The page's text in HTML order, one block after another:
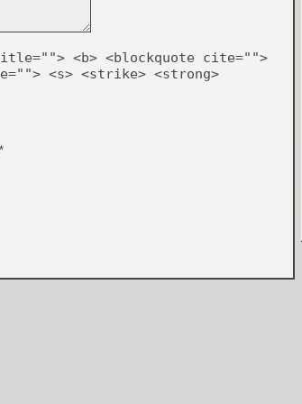
<b> <blockquote cite="">
<s> <strike> <strong>